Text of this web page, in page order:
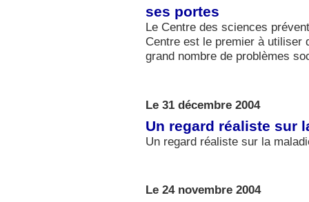
ses portes
Le Centre des sciences
Centre est le premier à utiliser
grand nombre de problèmes
Le 31 décembre 2004
Un regard réaliste sur
Un regard réaliste sur la
Le 24 novembre 2004